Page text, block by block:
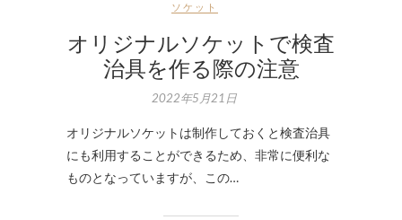
ソケット
オリジナルソケットで検査
治具を作る際の注意
2022年5月21日
オリジナルソケットは制作しておくと検査治具
にも利用することができるため、非常に便利な
ものとなっていますが、この…